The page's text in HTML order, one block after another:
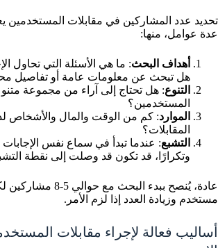
تحديد عدد المشاركين في مقابلات المستخدمين
عدة عوامل، منها:
أهداف البحث: ما هي الأسئلة التي تحاول
هل تبحث عن معلومات عامة أو تفاصيل
التنوع: هل تحتاج إلى آراء من مجموعة
المستخدمين؟
الموارد: كم من الوقت والمال والأشخاص
المقابلات؟
التشبع: عندما تبدأ في سماع نفس الإجابات
وتكرارًا، قد تكون قد وصلت إلى نقطة
عادة، يُنصح ببدء البحث مع
مستخدم وزيادة العدد إذا لزم الأمر.
أساليب فعالة لإجراء مقابلات